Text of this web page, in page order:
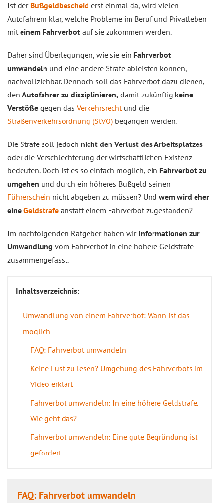
Ist der Bußgeldbescheid erst einmal da, wird vielen
Autofahrern klar, welche Probleme im Beruf und Privatleben
mit einem Fahrverbot auf sie zukommen werden.
Daher sind Überlegungen, wie sie ein Fahrverbot
umwandeln und eine andere Strafe ableisten können,
nachvollziehbar. Dennoch soll das Fahrverbot dazu dienen,
den Autofahrer zu disziplinieren, damit zukünftig keine
Verstöße gegen das Verkehrsrechtund die
Straßenverkehrsordnung (StVO) begangen werden.
Die Strafe soll jedoch nicht den Verlust des Arbeitsplatzes
oder die Verschlechterung der wirtschaftlichen Existenz
bedeuten. Doch ist es so einfach möglich, ein Fahrverbot zu
umgehen und durch ein höheres Bußgeld seinen
Führerschein nicht abgeben zu müssen? Und wem wird eher
eine Geldstrafe anstatt einem Fahrverbot zugestanden?
Im nachfolgenden Ratgeber haben wir Informationen zur
Umwandlung vom Fahrverbot in eine höhere Geldstrafe
zusammengefasst.
Inhaltsverzeichnis:
Umwandlung von einem Fahrverbot: Wann ist das
möglich
FAQ: Fahrverbot umwandeln
Keine Lust zu lesen? Umgehung des Fahrverbots im
Video erklärt
Fahrverbot umwandeln: In eine höhere Geldstrafe.
Wie geht das?
Fahrverbot umwandeln: Eine gute Begründung ist
gefordert
FAQ: Fahrverbot umwandeln